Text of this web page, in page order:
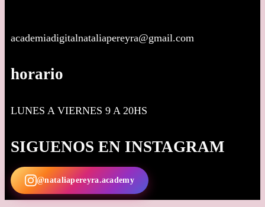
academiadigitalnataliapereyra@gmail.com
horario
LUNES A VIERNES 9 A 20HS
SIGUENOS EN INSTAGRAM
@nataliapereyra.academy